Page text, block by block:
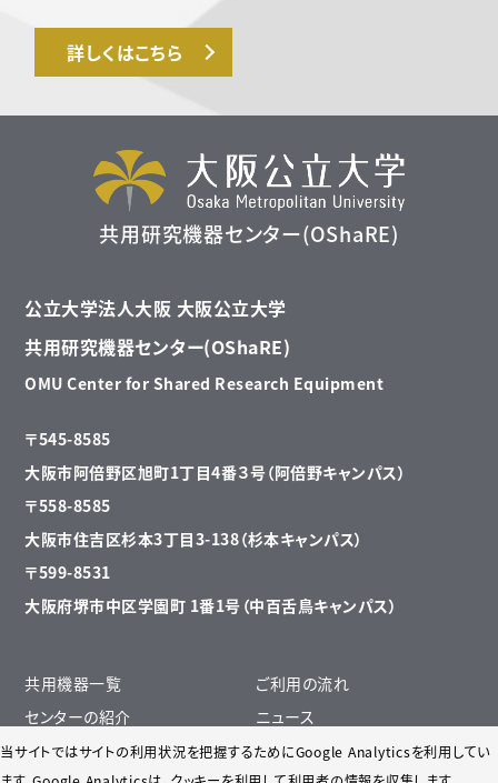
当サイトではサイトの利用状況を把握するためにGoogle Analyticsを利用してい
詳しくはこちら
共用研究機器センター(OShaRE)
公立大学法人大阪 大阪公立大学
共用研究機器センター(OShaRE)
OMU Center for Shared Research Equipment
〒545-8585
大阪市阿倍野区旭町1丁目4番３号（阿倍野キャンパス）
〒558-8585
大阪市住吉区杉本3丁目3-138（杉本キャンパス）
〒599-8531
大阪府堺市中区学園町 1番1号（中百舌鳥キャンパス）
共用機器一覧
センターの紹介
遠隔操作について
ご利用の流れ
ニュース
リサイクル掲示板・リンク先一覧